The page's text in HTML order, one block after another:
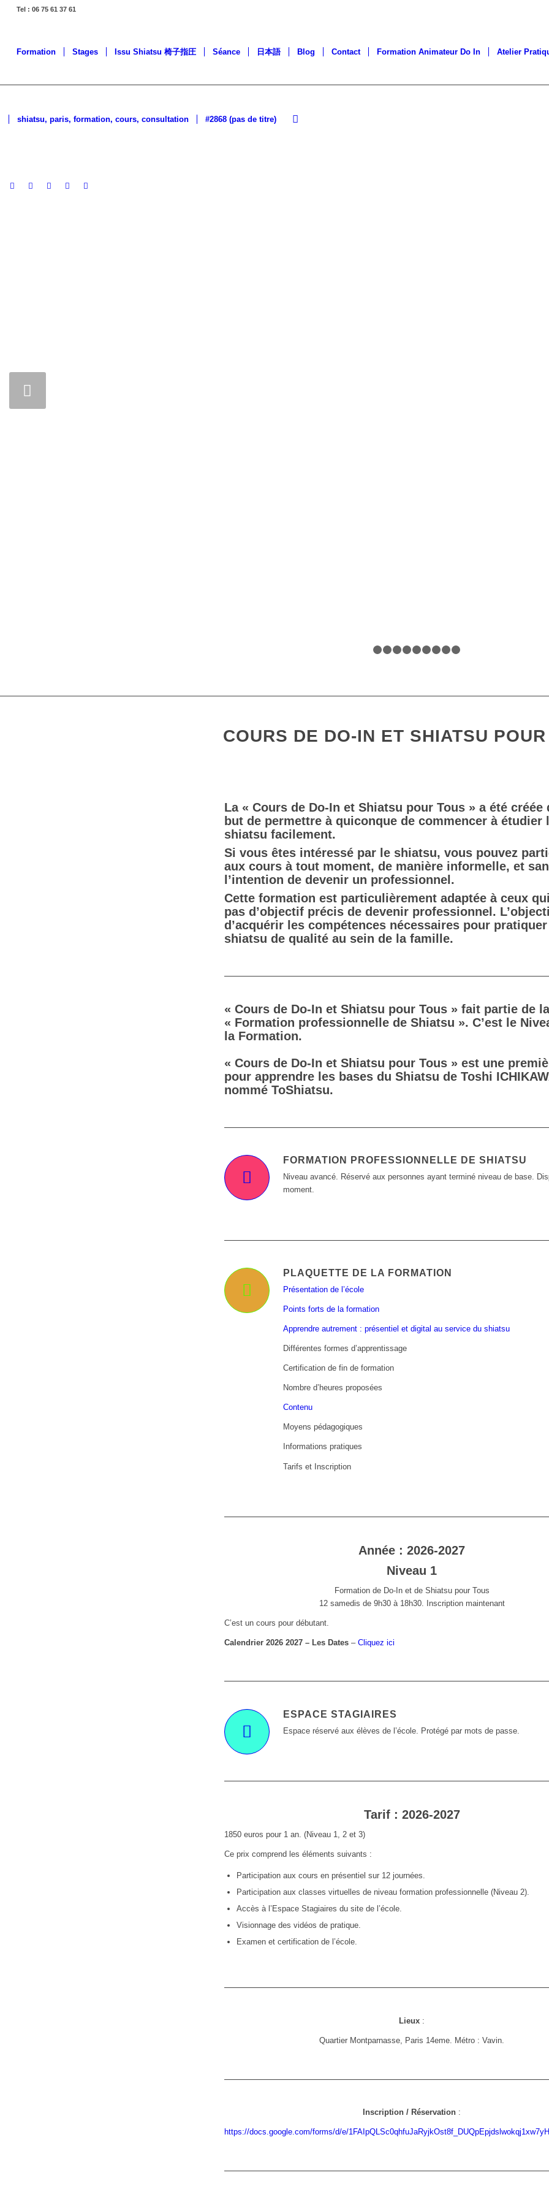
Tel : 06 75 61 37 61
Formation Stages Issu Shiatsu 椅子指圧 Séance 日本語 Blog Contact Formation Animateur Do In Atelier
shiatsu, paris, formation, cours, consultation #2868 (pas de titre)
COURS DE
1 2 3 4
COURS DE DO-IN ET SHIATSU
La « Cours de Do-In et Shiatsu pour Tous » a été créée
but de permettre à quiconque de commencer à étudier
shiatsu facilement.
Si vous êtes intéressé par le shiatsu, vous pouvez
aux cours à tout moment, de manière informelle, et
l’intention de devenir un professionnel.
Cette formation est particulièrement adaptée à ceux
pas d’objectif précis de devenir professionnel.
d’acquérir les compétences nécessaires pour
shiatsu de qualité au sein de la famille.
« Cours de Do-In et Shiatsu pour Tous » fait partie de la
« Formation professionnelle de Shiatsu ». C’est le
la Formation.
« Cours de Do-In et Shiatsu pour Tous » est une
pour apprendre les bases du Shiatsu de Toshi
nommé ToShiatsu.
FORMATION PROFESSIONNELLE DE SHIATSU
Niveau avancé. Réservé aux personnes ayant terminé niveau de base.
moment.
PLAQUETTE DE LA FORMATION
Présentation de l’école
Points forts de la formation
Apprendre autrement : présentiel et digital au service du shiatsu
Différentes formes d’apprentissage
Certification de fin de formation
Nombre d’heures proposées
Contenu
Moyens pédagogiques
Informations pratiques
Tarifs et Inscription
Année : 2026-2027
Niveau 1
Formation de Do-In et de Shiatsu pour Tous
12 samedis de 9h30 à 18h30. Inscription maintenant
C’est un cours pour débutant.
Calendrier 2026 2027 – Les Dates – Cliquez ici
ESPACE STAGIAIRES
Espace réservé aux élèves de l’école. Protégé par mots de passe.
Tarif : 2026-2027
1850 euros pour 1 an. (Niveau 1, 2 et 3)
Ce prix comprend les éléments suivants :
Participation aux cours en présentiel sur 12 journées.
Participation aux classes virtuelles de niveau formation professionnelle (Niveau 2).
Accès à l’Espace Stagiaires du site de l’école.
Visionnage des vidéos de pratique.
Examen et certification de l’école.
Lieux :
Quartier Montparnasse, Paris 14eme. Métro : Vavin.
Inscription / Réservation :
https://docs.google.com/forms/d/e/